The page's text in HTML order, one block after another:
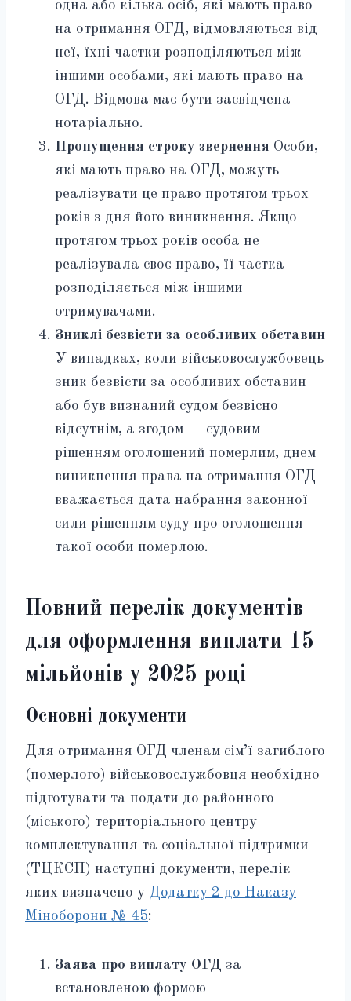
одна або кілька осіб, які мають право
на отримання ОГД, відмовляються від
неї, їхні частки розподіляються між
іншими особами, які мають право на
ОГД. Відмова має бути засвідчена
нотаріально.
Пропущення строку звернення Особи,
які мають право на ОГД, можуть
реалізувати це право протягом трьох
років з дня його виникнення. Якщо
протягом трьох років особа не
реалізувала своє право, її частка
розподіляється між іншими
отримувачами.
Зниклі безвісти за особливих обставин
У випадках, коли військовослужбовець
зник безвісти за особливих обставин
або був визнаний судом безвісно
відсутнім, а згодом — судовим
рішенням оголошений померлим, днем
виникнення права на отримання ОГД
вважається дата набрання законної
сили рішенням суду про оголошення
такої особи померлою.
Повний перелік документів
для оформлення виплати 15
мільйонів у 2025 році
Основні документи
Для отримання ОГД членам сім’ї загиблого
(померлого) військовослужбовця необхідно
підготувати та подати до районного
(міського) територіального центру
комплектування та соціальної підтримки
(ТЦКСП) наступні документи, перелік
яких визначено у Додатку 2 до Наказу
Міноборони № 45:
Заява про виплату ОГД за
встановленою формою